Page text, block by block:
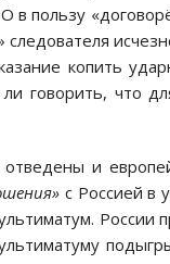
в пользу
копить
говорить, что
и
с Россией в
России